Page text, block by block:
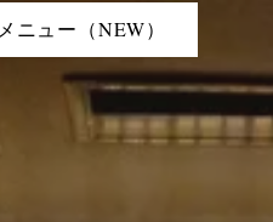
メニュー（NEW）